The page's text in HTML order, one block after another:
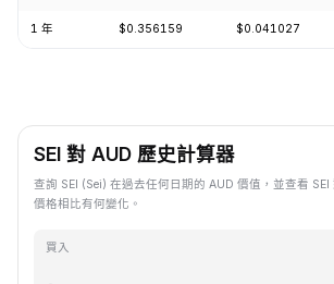
1 年 $0.356159 $0.041027
SEI 對 AUD 歷史計算器
查詢 SEI (Sei) 在過去任何日期的 AUD 價值，並查看
價格相比有何變化。
買入